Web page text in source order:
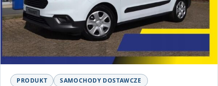
PRODUKT SAMOCHODY DOSTAWCZE